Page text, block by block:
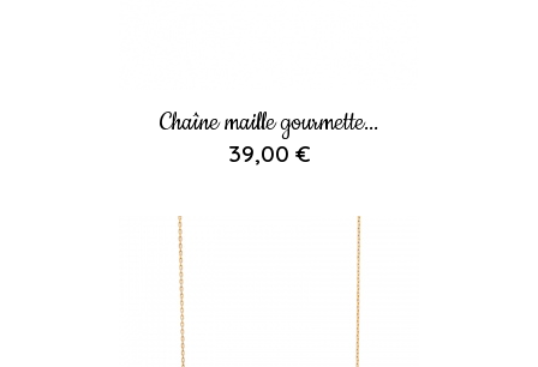
Chaîne maille gourmette...
39,00 €